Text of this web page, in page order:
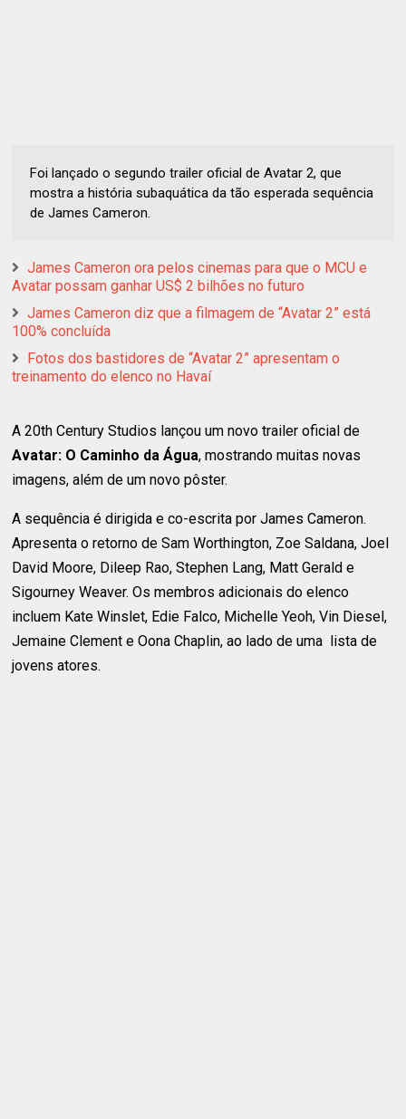
Foi lançado o segundo trailer oficial de Avatar 2, que
mostra a história subaquática da tão esperada sequência
de James Cameron.
James Cameron ora pelos cinemas para que o MCU e
Avatar possam ganhar US$ 2 bilhões no futuro
James Cameron diz que a filmagem de “Avatar 2” está
100% concluída
Fotos dos bastidores de “Avatar 2” apresentam o
treinamento do elenco no Havaí
A 20th Century Studios lançou um novo trailer oficial de
Avatar: O Caminho da Água, mostrando muitas novas
imagens, além de um novo pôster.
A sequência é dirigida e co-escrita por James Cameron.
Apresenta o retorno de Sam Worthington, Zoe Saldana, Joel
David Moore, Dileep Rao, Stephen Lang, Matt Gerald e
Sigourney Weaver. Os membros adicionais do elenco
incluem Kate Winslet, Edie Falco, Michelle Yeoh, Vin Diesel,
Jemaine Clement e Oona Chaplin, ao lado de uma lista de
jovens atores.